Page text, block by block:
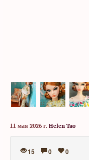
11 мая 2026 г. Helen Tao
15 0 0